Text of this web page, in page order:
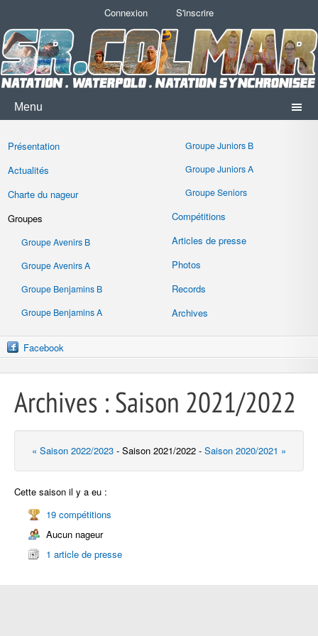
Connexion S'inscrire
Menu
Présentation
Actualités
Charte du nageur
Groupes
Groupe Avenirs B
Groupe Avenirs A
Groupe Benjamins B
Groupe Benjamins A
Groupe Juniors B
Groupe Juniors A
Groupe Seniors
Compétitions
Articles de presse
Photos
Records
Archives
Facebook
Archives : Saison 2021/2022
« Saison 2022/2023 - Saison 2021/2022 - Saison 2020/2021 »
Cette saison il y a eu :
19 compétitions
Aucun nageur
1 article de presse